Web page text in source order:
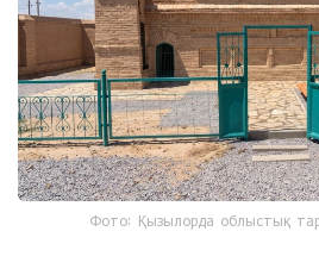
Фото: Қызылорда облыстық